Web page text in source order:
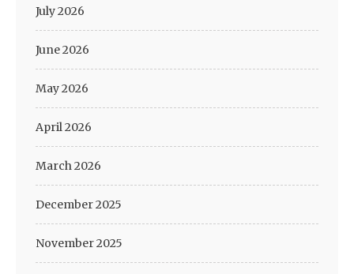
July 2026
June 2026
May 2026
April 2026
March 2026
December 2025
November 2025